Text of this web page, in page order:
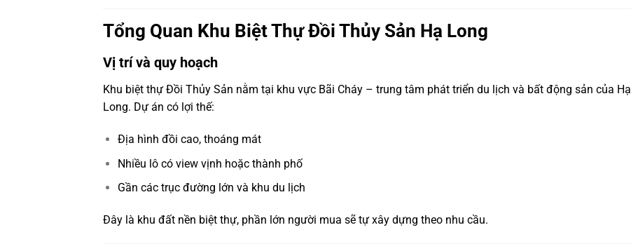
Tổng Quan Khu Biệt Thự Đồi Thủy Sản Hạ Long
Vị trí và quy hoạch
Khu biệt thự Đồi Thủy Sản nằm tại khu vực Bãi Cháy – trung tâm phát triển du lịch và bất động sản của Hạ
Long. Dự án có lợi thế:
Địa hình đồi cao, thoáng mát
Nhiều lô có view vịnh hoặc thành phố
Gần các trục đường lớn và khu du lịch
Đây là khu đất nền biệt thự, phần lớn người mua sẽ tự xây dựng theo nhu cầu.